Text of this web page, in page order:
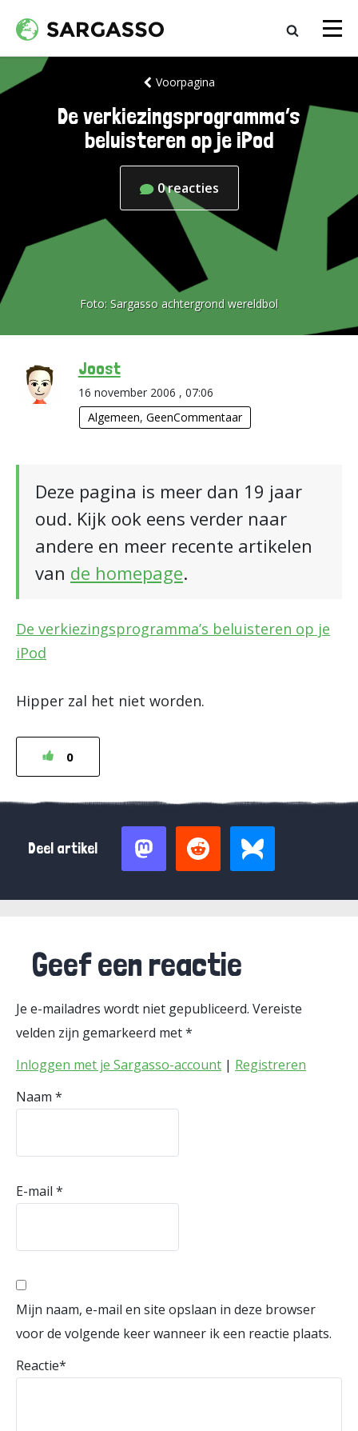
Voorpagina
De verkiezingsprogramma’s
beluisteren op je iPod
0reacties
Foto: Sargasso achtergrond wereldbol
Joost
16 november 2006 , 07:06
Algemeen, GeenCommentaar
Deze pagina is meer dan 19 jaar
oud. Kijk ook eens verder naar
andere en meer recente artikelen
van de homepage.
De verkiezingsprogramma’s beluisteren op je
iPod
Hipper zal het niet worden.
0
Deel artikel
Geef een reactie
Je e-mailadres wordt niet gepubliceerd. Vereiste
velden zijn gemarkeerd met*
Inloggen met je Sargasso-account | Registreren
Naam *
E-mail *
Mijn naam, e-mail en site opslaan in deze browser
voor de volgende keer wanneer ik een reactie plaats.
Reactie*